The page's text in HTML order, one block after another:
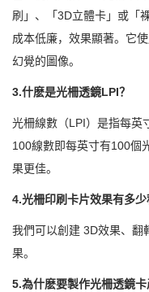
刷」、「3D立體卡」或「
成本低廉，效果顯著。它
幻覺的圖像。
3.什麽是光柵透鏡LPI？
光柵線數（LPI）是指每英
100線數即每英寸有100個
果更佳。
4.光柵印刷卡片效果有多少
我們可以創建 3D效果、翻
果。
5.為什麽要製作光柵透鏡卡